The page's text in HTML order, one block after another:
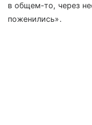
в общем-то, через
поженились».